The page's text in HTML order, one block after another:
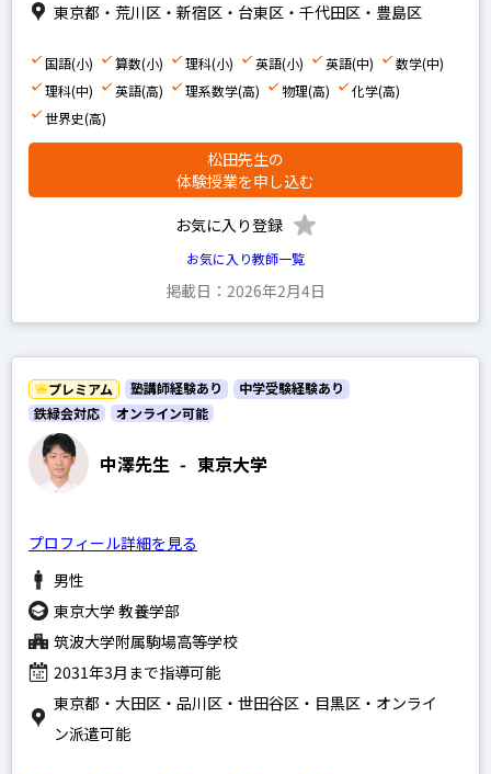
東京都・荒川区・新宿区・台東区・千代田区・豊島区
国語(小) 算数(小) 理科(小) 英語(小) 英語(中)
数学(中)
理科(中)
英語(高) 理系数学(高) 物理(高)
化学(高)
世界史(高)
松田先生の
体験授業を申し込む
お気に入り登録
お気に入り教師一覧
掲載日：2026年2月4日
中澤先生 - 東京大学
プレミアム 塾講師経験あり
中学受験経験あり
鉄緑会対応
オンライン可能
プロフィール詳細を見る
男性
東京大学 教養学部
筑波大学附属駒場高等学校
2031年3月まで指導可能
東京都・大田区・品川区・世田谷区・目黒区・オンライ
ン派遣可能